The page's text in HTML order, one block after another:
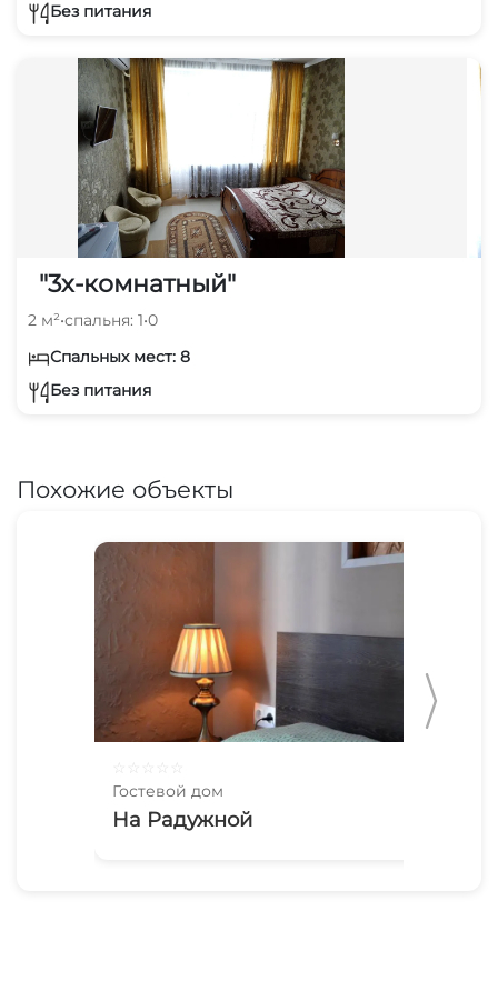
Без питания
"3х-комнатный"
2 м²•спальня: 1•0
Спальных мест: 8
Без питания
Похожие объекты
Гостевой дом
На Радужной